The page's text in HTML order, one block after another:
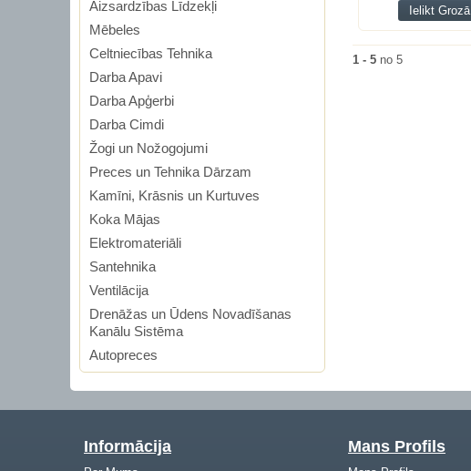
Aizsardzības Līdzekļi
Mēbeles
Celtniecības Tehnika
Darba Apavi
Darba Apģerbi
Darba Cimdi
Žogi un Nožogojumi
Preces un Tehnika Dārzam
Kamīni, Krāsnis un Kurtuves
Koka Mājas
Elektromateriāli
Santehnika
Ventilācija
Drenāžas un Ūdens Novadīšanas
Kanālu Sistēma
Autopreces
Ielikt Grozā
1 - 5 no 5
Informācija Mans Profils